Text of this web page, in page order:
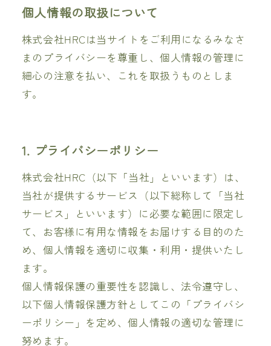
個人情報の取扱について
株式会社HRCは当サイトをご利用になるみなさ
まのプライバシーを尊重し、個人情報の管理に
細心の注意を払い、これを取扱うものとしま
す。
1. プライバシーポリシー
株式会社HRC（以下「当社」といいます）は、
当社が提供するサービス（以下総称して「当社
サービス」といいます）に必要な範囲に限定し
て、お客様に有用な情報をお届けする目的のた
め、個人情報を適切に収集・利用・提供いたし
ます。
個人情報保護の重要性を認識し、法令遵守し、
以下個人情報保護方針としてこの「プライバシ
ーポリシー」を定め、個人情報の適切な管理に
努めます。